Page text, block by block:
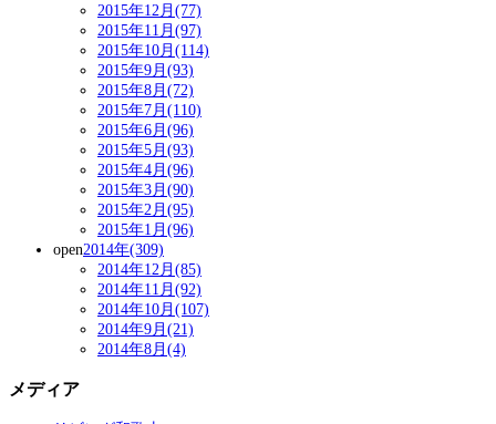
2015年12月(77)
2015年11月(97)
2015年10月(114)
2015年9月(93)
2015年8月(72)
2015年7月(110)
2015年6月(96)
2015年5月(93)
2015年4月(96)
2015年3月(90)
2015年2月(95)
2015年1月(96)
open2014年(309)
2014年12月(85)
2014年11月(92)
2014年10月(107)
2014年9月(21)
2014年8月(4)
メディア